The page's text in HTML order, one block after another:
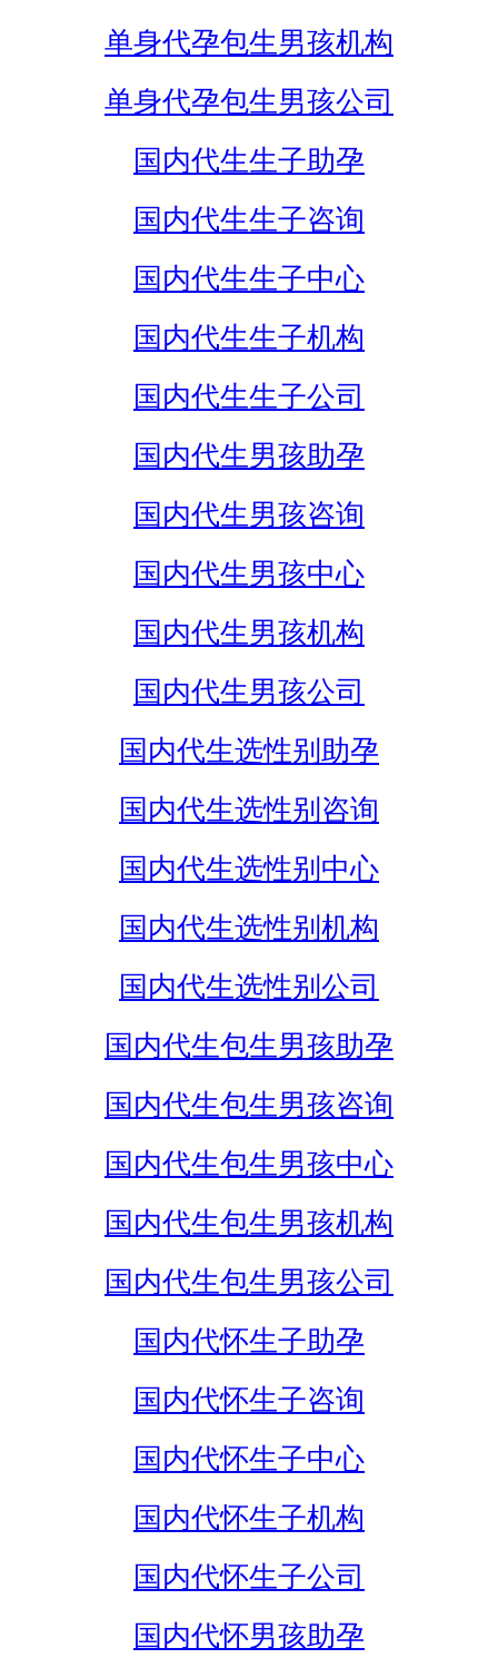
单身代孕包生男孩机构
单身代孕包生男孩公司
国内代生生子助孕
国内代生生子咨询
国内代生生子中心
国内代生生子机构
国内代生生子公司
国内代生男孩助孕
国内代生男孩咨询
国内代生男孩中心
国内代生男孩机构
国内代生男孩公司
国内代生选性别助孕
国内代生选性别咨询
国内代生选性别中心
国内代生选性别机构
国内代生选性别公司
国内代生包生男孩助孕
国内代生包生男孩咨询
国内代生包生男孩中心
国内代生包生男孩机构
国内代生包生男孩公司
国内代怀生子助孕
国内代怀生子咨询
国内代怀生子中心
国内代怀生子机构
国内代怀生子公司
国内代怀男孩助孕